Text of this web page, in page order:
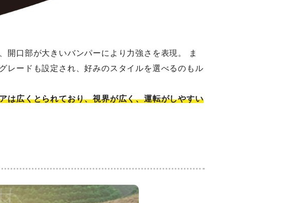
開口部が大きいバンパーにより力強さを表現。 ま
レードも設定され、好みのスタイルを選べるのもル
は広くとられており、視界が広く、運転がしやすい